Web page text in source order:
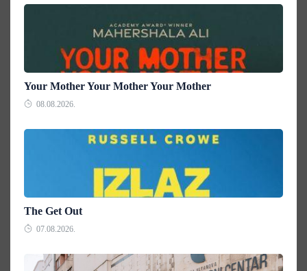
Your Mother Your Mother Your Mother
08.08.2026.
The Get Out
07.08.2026.